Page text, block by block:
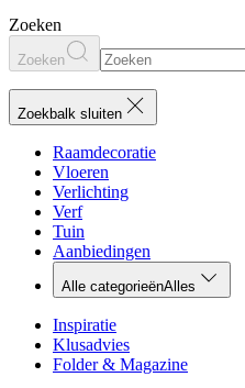
Zoeken
Zoeken
Zoekbalk sluiten
Raamdecoratie
Vloeren
Verlichting
Verf
Tuin
Aanbiedingen
Alle categorieënAlles
Inspiratie
Klusadvies
Folder & Magazine